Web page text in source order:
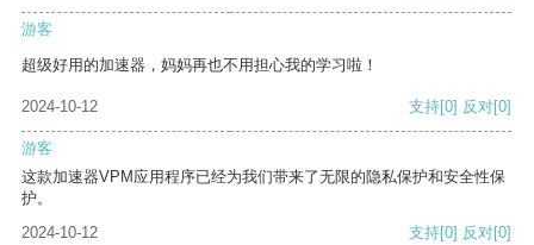
游客
超级好用的加速器，妈妈再也不用担心我的学习啦！
2024-10-12 支持[0] 反对[0]
游客
这款加速器VPM应用程序已经为我们带来了无限的隐私保护和安全性保
护。
2024-10-12
支持[0] 反对[0]